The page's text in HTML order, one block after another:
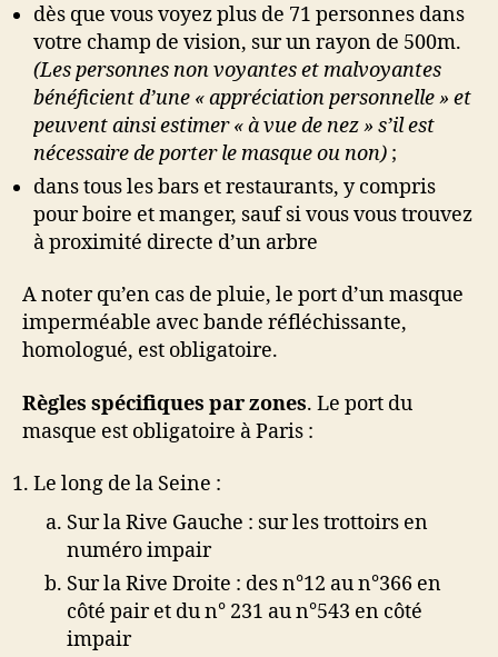
dès que vous voyez plus de 71 personnes dans
votre champ de vision, sur un rayon de 500m.
(Les personnes non voyantes et malvoyantes
bénéficient d’une « appréciation personnelle » et
peuvent ainsi estimer « à vue de nez » s’il est
nécessaire de porter le masque ou non) ;
dans tous les bars et restaurants, y compris
pour boire et manger, sauf si vous vous trouvez
à proximité directe d’un arbre
A noter qu’en cas de pluie, le port d’un masque
imperméable avec bande réfléchissante,
homologué, est obligatoire.
Règles spécifiques par zones. Le port du
masque est obligatoire à Paris :
Le long de la Seine :
Sur la Rive Gauche : sur les trottoirs en
numéro impair
Sur la Rive Droite : des n°12 au n°366 en
côté pair et du n° 231 au n°543 en côté
impair